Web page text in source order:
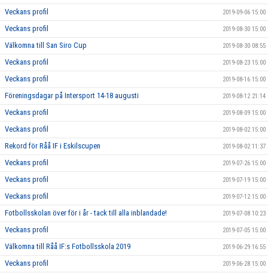
Veckans profil 2019-09-06 15:00
Veckans profil 2019-08-30 15:00
Välkomna till San Siro Cup 2019-08-30 08:55
Veckans profil 2019-08-23 15:00
Veckans profil 2019-08-16 15:00
Föreningsdagar på Intersport 14-18 augusti 2019-08-12 21:14
Veckans profil 2019-08-09 15:00
Veckans profil 2019-08-02 15:00
Rekord för Råå IF i Eskilscupen 2019-08-02 11:37
Veckans profil 2019-07-26 15:00
Veckans profil 2019-07-19 15:00
Veckans profil 2019-07-12 15:00
Fotbollsskolan över för i år - tack till alla inblandade! 2019-07-08 10:23
Veckans profil 2019-07-05 15:00
Välkomna till Råå IF:s Fotbollsskola 2019 2019-06-29 16:55
Veckans profil 2019-06-28 15:00